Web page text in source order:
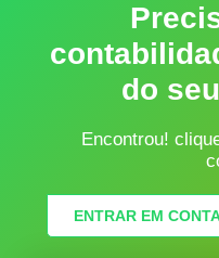
do
Encontrou!
ENTRAR EM